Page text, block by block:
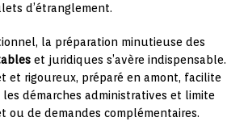
d’étranglement.
la préparation minutieuse des
et juridiques s’avère indispensable.
et rigoureux, préparé en amont, facilite
démarches administratives et limite
ou de demandes complémentaires.